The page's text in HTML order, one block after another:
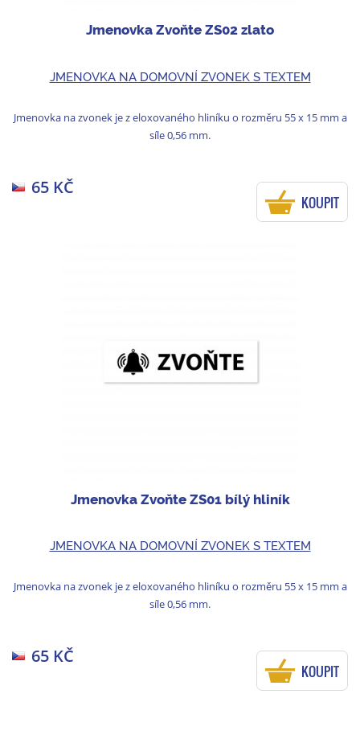
Jmenovka Zvoňte ZS02 zlato
JMENOVKA NA DOMOVNÍ ZVONEK S TEXTEM
Jmenovka na zvonek je z eloxovaného hliníku o rozměru 55 x 15 mm a
síle 0,56 mm.
65 KČ
KOUPIT
Jmenovka Zvoňte ZS01 bílý hliník
JMENOVKA NA DOMOVNÍ ZVONEK S TEXTEM
Jmenovka na zvonek je z eloxovaného hliníku o rozměru 55 x 15 mm a
síle 0,56 mm.
65 KČ
KOUPIT